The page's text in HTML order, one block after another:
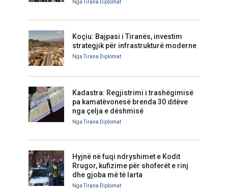
NgaTirana Diplomat
Koçiu: Bajpasi i Tiranës, investim
strategjik për infrastrukturë moderne
NgaTirana Diplomat
Kadastra: Regjistrimi i trashëgimisë
pa kamatëvonesë brenda 30 ditëve
nga çelja e dëshmisë
NgaTirana Diplomat
Hyjnë në fuqi ndryshimet e Kodit
Rrugor, kufizime për shoferët e rinj
dhe gjoba më të larta
NgaTirana Diplomat